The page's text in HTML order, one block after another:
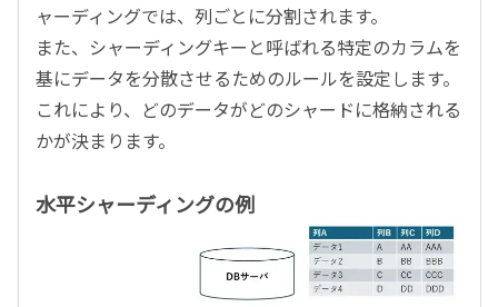
ャーディングでは、列ごとに分割されます。
また、シャーディングキーと呼ばれる特定のカラムを
基にデータを分散させるためのルールを設定します。
これにより、どのデータがどのシャードに格納される
かが決まります。
水平シャーディングの例